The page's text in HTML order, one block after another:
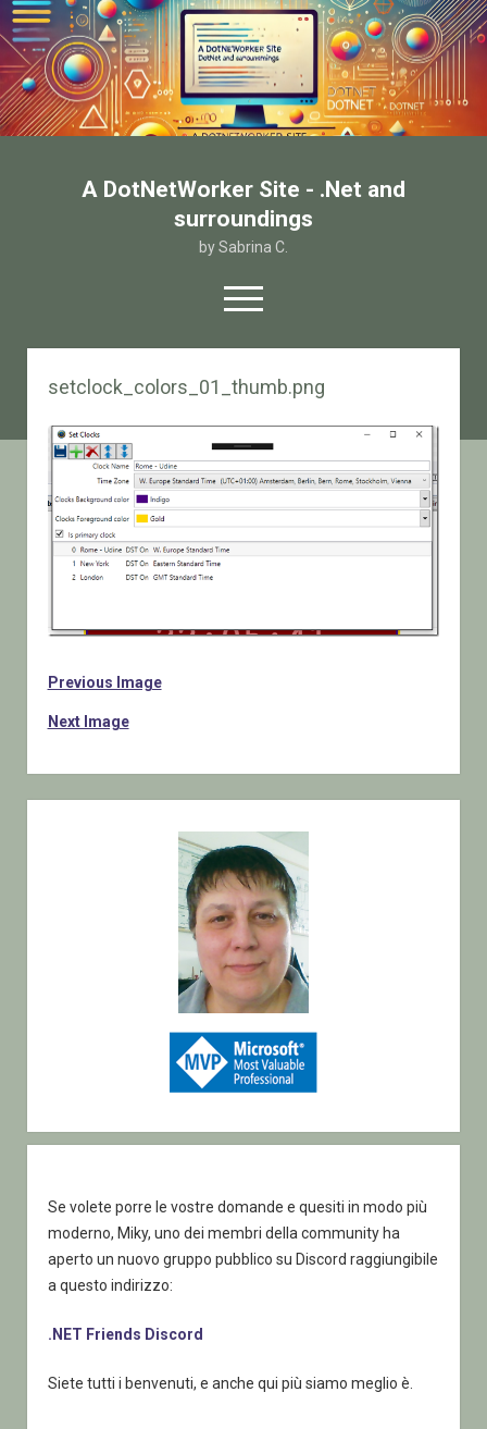
A DotNetWorker Site - .Net and
surroundings
by Sabrina C.
open
menu
twitterfacebook
email-form
Chi sono
Contatto
setclock_colors_01_thumb.png
Previous Image
Next Image
Se volete porre le vostre domande e quesiti in modo più
moderno, Miky, uno dei membri della community ha
aperto un nuovo gruppo pubblico su Discord raggiungibile
a questo indirizzo:
.NET Friends Discord
Siete tutti i benvenuti, e anche qui più siamo meglio è.